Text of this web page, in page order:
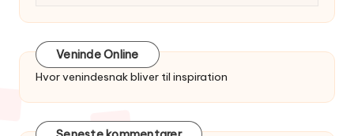
Veninde Online
Hvor venindesnak bliver til inspiration